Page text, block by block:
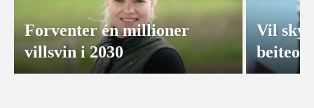
Forventer én millioner
villsvin i 2030
Vil